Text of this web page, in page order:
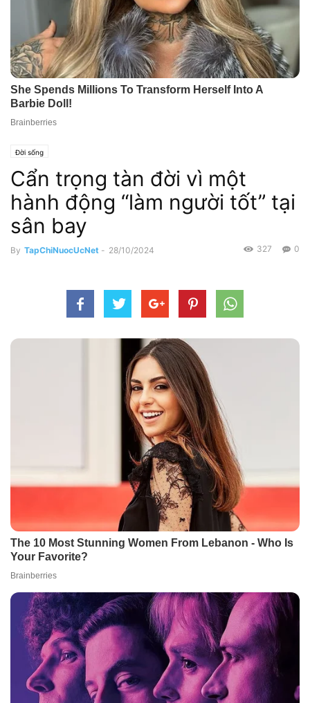
Đời sống
Cẩn trọng tàn đời vì một
hành động “làm người tốt” tại
sân bay
By TapChiNuocUcNet - 28/10/2024 0
327